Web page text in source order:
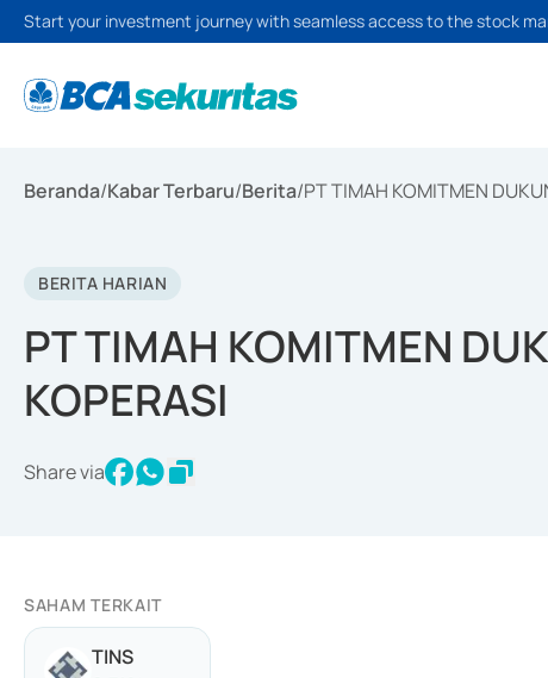
Start your investment journey with seamless access to the stock
Beranda/Kabar Terbaru/Berita/PT TIMAH KOMITMEN
BERITA HARIAN
PT TIMAH KOMITMEN
KOPERASI
Share via
SAHAM TERKAIT
TINS